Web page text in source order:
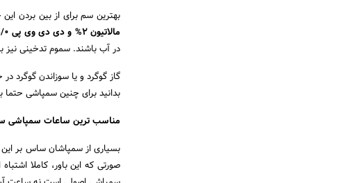
بهترین سم برای از بین بردن
مالاتیون 2% و دی دی وی پی 5/0%
در آب باشند. سموم تدخینی نیز
گاز گوگرد و یا سوزاندن گوگرد
بدانید برای چنین سمپاشی حتما
مناسب ترین ساعات سمپاشی
بسیاری از سمپاشان ساس بر
صورتی که این باور، کاملا